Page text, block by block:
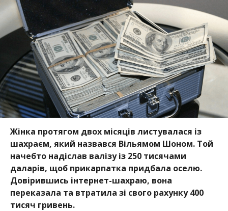
Жінка протягом двох місяців листувалася із
шахраєм, який назвався Вільямом Шоном. Той
начебто надіслав валізу із 250 тисячами
даларів, щоб прикарпатка придбала оселю.
Довірившись інтернет-шахраю, вона
переказала та втратила зі свого рахунку 400
тисяч гривень.